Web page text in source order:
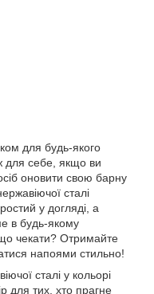
для будь-якого
для себе, якщо ви
оновити свою барну
сталі
у догляді, а
в будь-якому
чекати? Отримайте
напоями стильно!
сталі у кольорі
для тих, хто прагне